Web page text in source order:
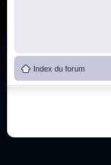
Index du forum